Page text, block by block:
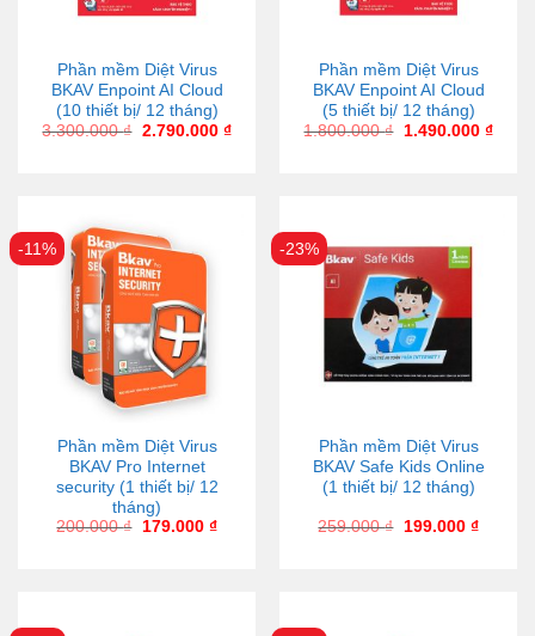
Phần mềm Diệt Virus
BKAV Enpoint AI Cloud
(10 thiết bị/ 12 tháng)
3.300.000₫ 2.790.000 ₫
Phần mềm Diệt Virus
BKAV Enpoint AI Cloud
(5 thiết bị/ 12 tháng)
1.800.000₫ 1.490.000 ₫
-11%
Phần mềm Diệt Virus
BKAV Pro Internet
security (1 thiết bị/ 12
tháng)
200.000₫ 179.000 ₫
-23%
Phần mềm Diệt Virus
BKAV Safe Kids Online
(1 thiết bị/ 12 tháng)
259.000₫ 199.000 ₫